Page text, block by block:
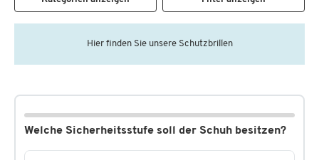
Hier finden Sie unsere Schutzbrillen
Welche Sicherheitsstufe soll der Schuh besitzen?